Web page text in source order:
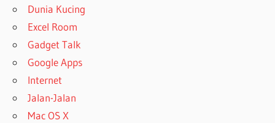
Dunia Kucing
Excel Room
Gadget Talk
Google Apps
Internet
Jalan-Jalan
Mac OS X